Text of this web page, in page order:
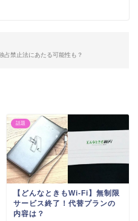
占禁止法にあたる可能性も？
話題
【どんなときもWi-Fi】無制限
サービス終了！代替プランの
内容は？